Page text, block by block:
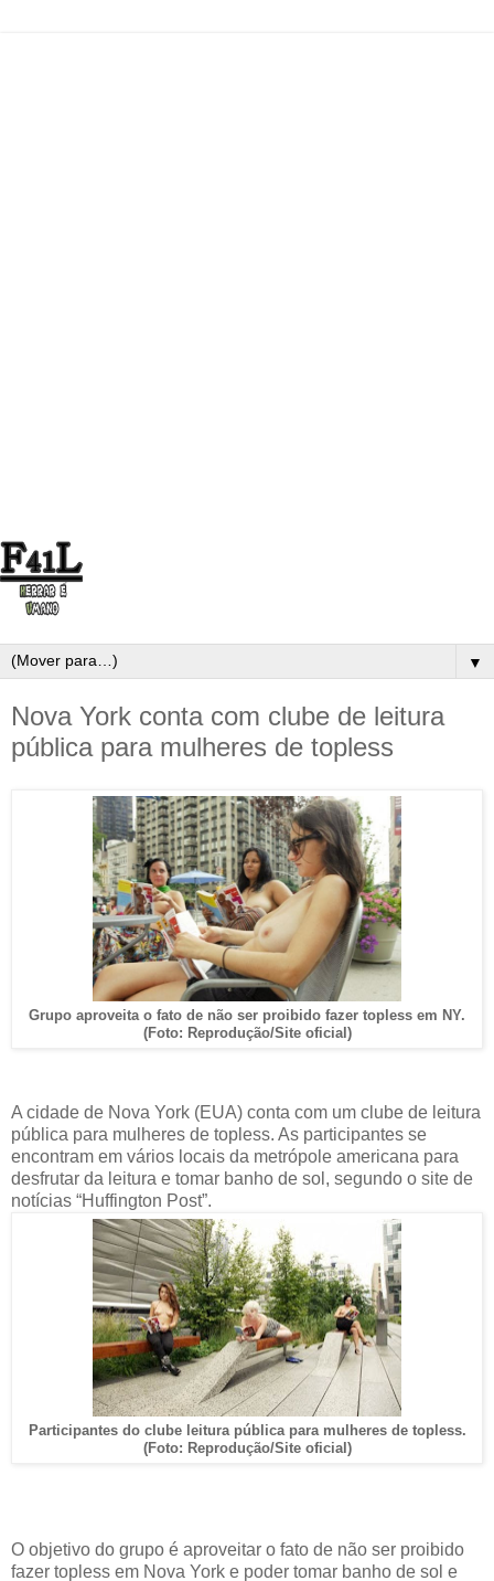
▼
Nova York conta com clube de leitura
pública para mulheres de topless
Grupo aproveita o fato de não ser proibido fazer topless em NY.
(Foto: Reprodução/Site oficial)
A cidade de Nova York (EUA) conta com um clube de leitura
pública para mulheres de topless. As participantes se
encontram em vários locais da metrópole americana para
desfrutar da leitura e tomar banho de sol, segundo o site de
notícias “Huffington Post”.
Participantes do clube leitura pública para mulheres de topless.
(Foto: Reprodução/Site oficial)
O objetivo do grupo é aproveitar o fato de não ser proibido
fazer topless em Nova York e poder tomar banho de sol e